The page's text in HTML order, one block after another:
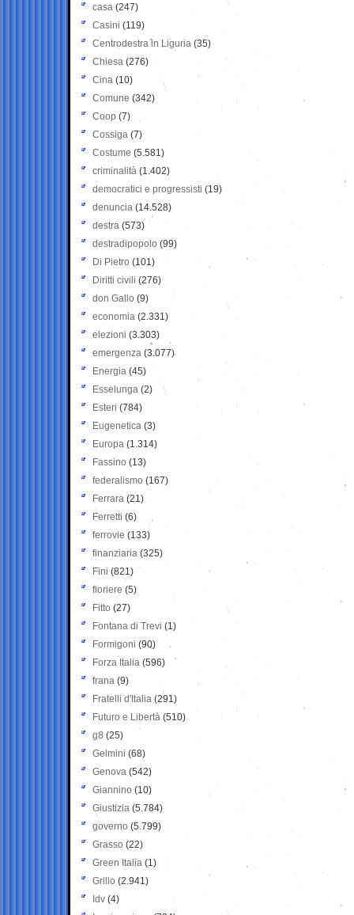
casa (247)
Casini (119)
Centrodestra in Liguria (35)
Chiesa (276)
Cina (10)
Comune (342)
Coop (7)
Cossiga (7)
Costume (5.581)
criminalità (1.402)
democratici e progressisti (19)
denuncia (14.528)
destra (573)
destradipopolo (99)
Di Pietro (101)
Diritti civili (276)
don Gallo (9)
economia (2.331)
elezioni (3.303)
emergenza (3.077)
Energia (45)
Esselunga (2)
Esteri (784)
Eugenetica (3)
Europa (1.314)
Fassino (13)
federalismo (167)
Ferrara (21)
Ferretti (6)
ferrovie (133)
finanziaria (325)
Fini (821)
fioriere (5)
Fitto (27)
Fontana di Trevi (1)
Formigoni (90)
Forza Italia (596)
frana (9)
Fratelli d'Italia (291)
Futuro e Libertà (510)
g8 (25)
Gelmini (68)
Genova (542)
Giannino (10)
Giustizia (5.784)
governo (5.799)
Grasso (22)
Green Italia (1)
Grillo (2.941)
Idv (4)